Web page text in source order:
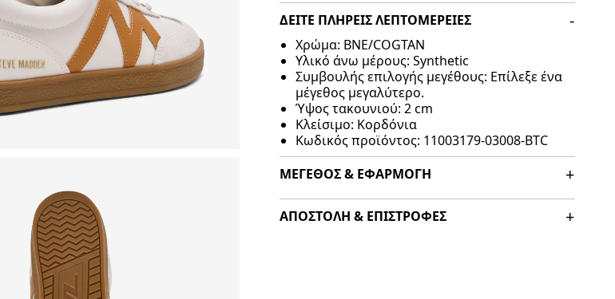
ΔΕΊΤΕ ΠΛΉΡΕΙΣ ΛΕΠΤΟΜΈΡΕΙΕΣ
Χρώμα: BNE/COGTAN
Υλικό άνω μέρους: Synthetic
Συμβουλής επιλογής μεγέθους: Επίλεξε ένα
μέγεθος μεγαλύτερο.
Ύψος τακουνιού: 2 cm
Κλείσιμο: Κορδόνια
Κωδικός προϊόντος: 11003179-03008-BTC
ΜΈΓΕΘΟΣ & ΕΦΑΡΜΟΓΉ
ΑΠΟΣΤΟΛΉ & ΕΠΙΣΤΡΟΦΈΣ